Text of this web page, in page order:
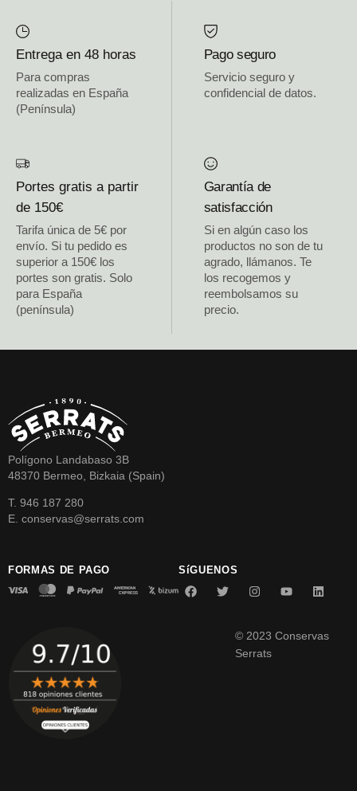
Entrega en 48 horas
Para compras
realizadas en España
(Península)
Pago seguro
Servicio seguro y
confidencial de datos.
Portes gratis a partir
de 150€
Tarifa única de 5€ por
envío. Si tu pedido es
superior a 150€ los
portes son gratis. Solo
para España
(península)
Garantía de
satisfacción
Si en algún caso los
productos no son de tu
agrado, llámanos. Te
los recogemos y
reembolsamos su
precio.
Polígono Landabaso 3B
48370 Bermeo, Bizkaia (Spain)
T. 946 187 280
E. conservas@serrats.com
FORMAS DE PAGO SíGUENOS
© 2023 Conservas
Serrats